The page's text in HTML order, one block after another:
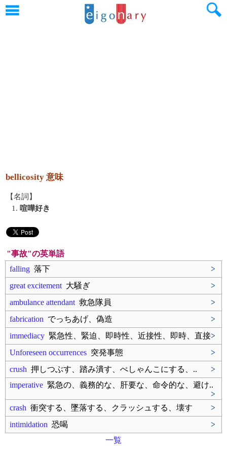
bellicosity 意味
【名詞】
1. 喧嘩好き
"事故"の英単語
falling 落下
>
great excitement 大騒ぎ
>
ambulance attendant 救急隊員
>
fabrication でっちあげ、偽造
>
immediacy 緊急性、緊迫、即時性、近接性、即時、直接>
Unforeseen occurrences 突発事態
>
crush 押しつぶす、踏み潰す、ぺしゃんこにする、..
>
imperative 緊急の、義務的な、肝要な、命令的な、避け..
>
crash 衝突する、墜落する、クラッシュする、壊す
>
intimidation 恐喝
>
一覧